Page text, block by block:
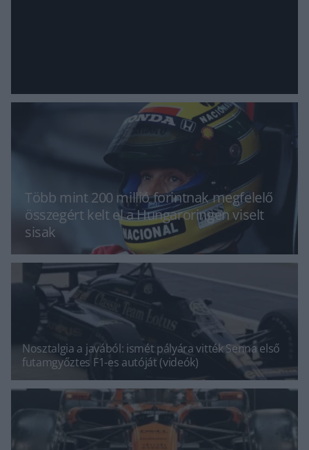
Több mint 200 millió forintnak megfelelő
összegért kelt el a Hungaroringen viselt
sisak
Nosztalgia a javából: ismét pályára vitték Senna első
futamgyőztes F1-es autóját (videók)